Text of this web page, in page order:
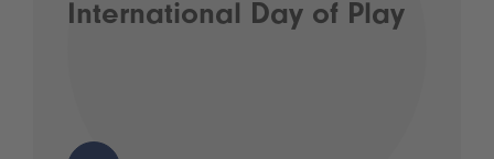
International Day of Play